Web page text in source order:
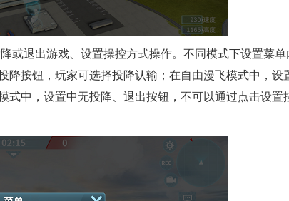
或退出游戏、设置操控方式操作。不同模式下设置菜单
降按钮，玩家可选择投降认输；在自由漫飞模式中，设
中，设置中无投降、退出按钮，不可以通过点击设置